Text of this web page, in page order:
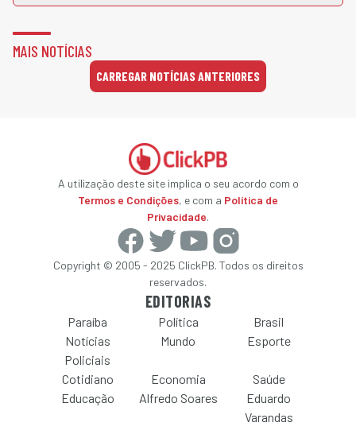
MAIS NOTÍCIAS
CARREGAR NOTÍCIAS ANTERIORES
A utilização deste site implica o seu acordo com o
Termos e Condições, e com a Política de
Privacidade.
Copyright © 2005 - 2025 ClickPB. Todos os direitos
reservados.
EDITORIAS
Paraíba Política
Brasil
Notícias
Policiais
Mundo Esporte
Cotidiano Economia
Saúde
Educação
Alfredo Soares
Eduardo
Varandas